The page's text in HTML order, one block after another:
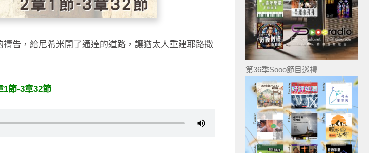
告，給尼希米開了通達的道路，讓猶太人重建耶路撒
1節-3章32節
第36季Sooo節目巡禮